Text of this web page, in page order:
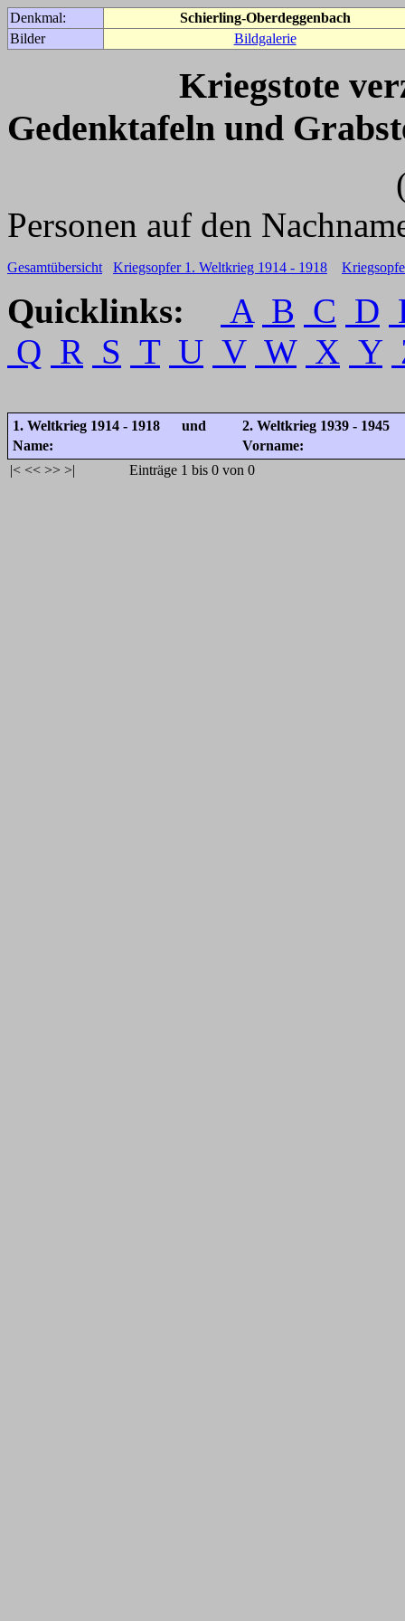
Denkmal:
Schierling-Oberdeggenbach
Bilder
Bildgalerie
Kriegstote
Gedenktafeln und
(Für weitere
Personen auf den
Gesamtübersicht Kriegsopfer 1. Weltkrieg 1914 - 1918
Quicklinks: A B C D
Q R S T U V W X Y
1. Weltkrieg 1914 - 1918 und
2. Weltkrieg 1939 - 1945
Name:
Vorname:
|< << >> >| Einträge 1 bis 0 von 0